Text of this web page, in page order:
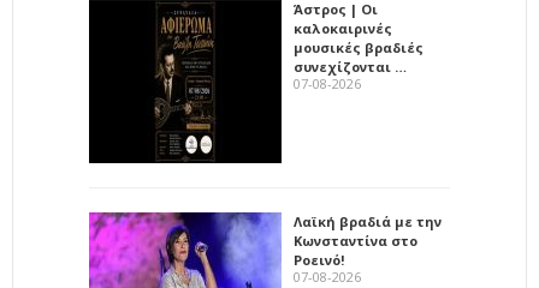
Άστρος | Οι
καλοκαιρινές
μουσικές βραδιές
συνεχίζονται …
07-08-2026
Λαϊκή βραδιά με την
Κωνσταντίνα στο
Ροεινό!
07-08-2026